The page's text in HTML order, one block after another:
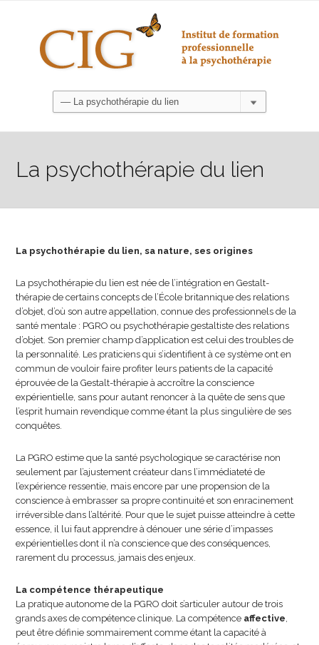
La psychothérapie du lien
La psychothérapie du lien, sa nature, ses origines
La psychothérapie du lien est née de l’intégration en Gestalt-
thérapie de certains concepts de l’École britannique des relations
d’objet, d’où son autre appellation, connue des professionnels de la
santé mentale : PGRO ou psychothérapie gestaltiste des relations
d’objet. Son premier champ d’application est celui des troubles de
la personnalité. Les praticiens qui s’identifient à ce système ont en
commun de vouloir faire profiter leurs patients de la capacité
éprouvée de la Gestalt-thérapie à accroître la conscience
expérientielle, sans pour autant renoncer à la quête de sens que
l’esprit humain revendique comme étant la plus singulière de ses
conquêtes.
La PGRO estime que la santé psychologique se caractérise non
seulement par l’ajustement créateur dans l’immédiateté de
l’expérience ressentie, mais encore par une propension de la
conscience à embrasser sa propre continuité et son enracinement
irréversible dans l’altérité. Pour que le sujet puisse atteindre à cette
essence, il lui faut apprendre à dénouer une série d’impasses
expérientielles dont il n’a conscience que des conséquences,
rarement du processus, jamais des enjeux.
La compétence thérapeutique
La pratique autonome de la PGRO doit s’articuler autour de trois
grands axes de compétence clinique. La compétence affective,
peut être définie sommairement comme étant la capacité à